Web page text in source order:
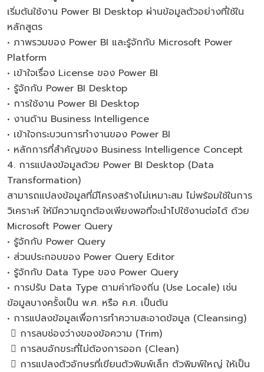
เริ่มต้นใช้งาน Power BI Desktop ผ่านข้อมูลตัวอย่างที่ใช้ใน
หลักสูตร
• ภาพรวมของ Power BI และรู้จักกับ Microsoft Power
Platform
• เข้าใจเรื่อง License ของ Power BI
• รู้จักกับ Power BI Desktop
• การใช้งาน Power BI Desktop
• งานด้าน Business Intelligence
• เข้าใจกระบวนการทำงานของ Power BI
• หลักการที่สำคัญของ Business Intelligence Concept
4. การแปลงข้อมูลด้วย Power BI Desktop (Data
Transformation)
สามารถแปลงข้อมูลที่มีโครงสร้างไม่เหมาะสม ไม่พร้อมใช้ในการ
วิเคราะห์ ให้มีความถูกต้องเพียงพอที่จะนำไปใช้งานต่อได้ ด้วย
Microsoft Power Query
• รู้จักกับ Power Query
• ส่วนประกอบของ Power Query Editor
• รู้จักกับ Data Type ของ Power Query
• การปรับ Data Type ตามค่าท้องถิ่น (Use Locale) เช่น
ข้อมูลบางครั้งเป็น พ.ศ. หรือ ค.ศ. เป็นต้น
• การแปลงข้อมูลเพื่อการทำความสะอาดข้อมูล (Cleansing)
 การลบช่องว่างของข้อความ (Trim)
 การลบอักขระที่ไม่ต้องการออก (Clean)
 การแปลงตัวอักษรที่เขียนตัวพิมพ์เล็ก ตัวพิมพ์ใหญ่ ให้เป็น